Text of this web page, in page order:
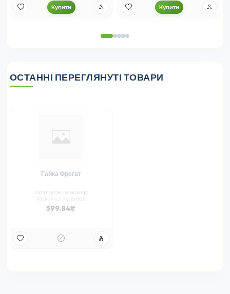
Купити Купити
ОСТАННІ ПЕРЕГЛЯНУТІ ТОВАРИ
Гайка Фрегат
Каталоговий номер:
БПРР-4.2.23.00.002
599.84